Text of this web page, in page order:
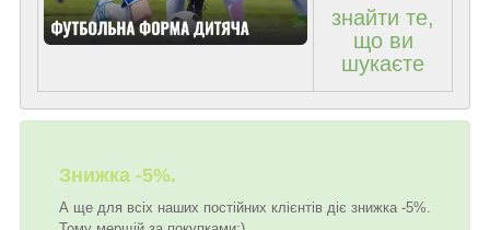
знайти те,
що ви
шукаєте
Знижка -5%.
А ще для всіх наших постійних клієнтів діє знижка -5%.